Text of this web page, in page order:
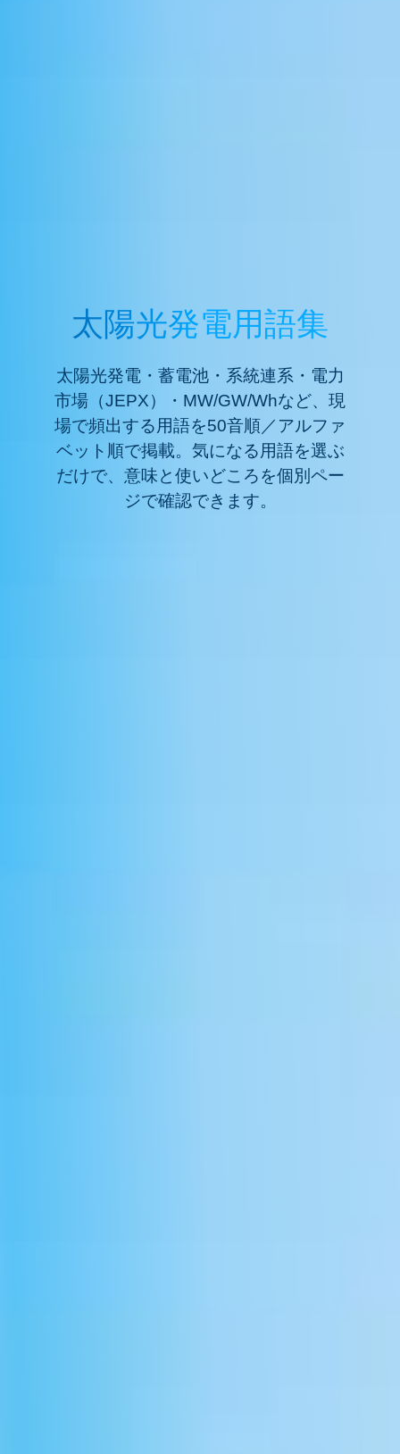
太陽光発電用語集
太陽光発電・蓄電池・系統連系・電力
市場（JEPX）・MW/GW/Whなど、現
場で頻出する用語を50音順／アルファ
ベット順で掲載。気になる用語を選ぶ
だけで、意味と使いどころを個別ペー
ジで確認できます。